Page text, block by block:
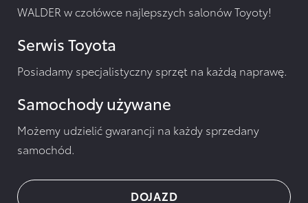
WALDER w czołówce najlepszych salonów Toyoty!
Serwis Toyota
Posiadamy specjalistyczny sprzęt na każdą naprawę.
Samochody używane
Możemy udzielić gwarancji na każdy sprzedany
samochód.
DOJAZD